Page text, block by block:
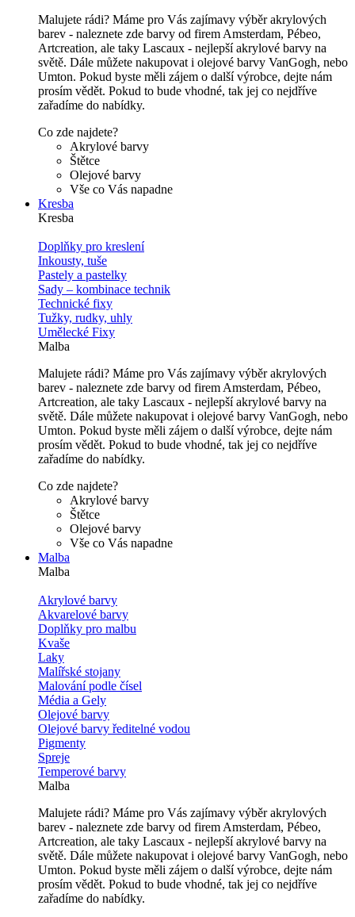
Malujete rádi? Máme pro Vás zajímavy výběr akrylových
barev - naleznete zde barvy od firem Amsterdam, Pébeo,
Artcreation, ale taky Lascaux - nejlepší akrylové barvy na
světě. Dále můžete nakupovat i olejové barvy VanGogh, nebo
Umton. Pokud byste měli zájem o další výrobce, dejte nám
prosím vědět. Pokud to bude vhodné, tak jej co nejdříve
zařadíme do nabídky.
Co zde najdete?
Akrylové barvy
Štětce
Olejové barvy
Vše co Vás napadne
Kresba
Kresba
Doplňky pro kreslení
Inkousty, tuše
Pastely a pastelky
Sady – kombinace technik
Technické fixy
Tužky, rudky, uhly
Umělecké Fixy
Malba
Malujete rádi? Máme pro Vás zajímavy výběr akrylových
barev - naleznete zde barvy od firem Amsterdam, Pébeo,
Artcreation, ale taky Lascaux - nejlepší akrylové barvy na
světě. Dále můžete nakupovat i olejové barvy VanGogh, nebo
Umton. Pokud byste měli zájem o další výrobce, dejte nám
prosím vědět. Pokud to bude vhodné, tak jej co nejdříve
zařadíme do nabídky.
Co zde najdete?
Akrylové barvy
Štětce
Olejové barvy
Vše co Vás napadne
Malba
Malba
Akrylové barvy
Akvarelové barvy
Doplňky pro malbu
Kvaše
Laky
Malířské stojany
Malování podle čísel
Média a Gely
Olejové barvy
Olejové barvy ředitelné vodou
Pigmenty
Spreje
Temperové barvy
Malba
Malujete rádi? Máme pro Vás zajímavy výběr akrylových
barev - naleznete zde barvy od firem Amsterdam, Pébeo,
Artcreation, ale taky Lascaux - nejlepší akrylové barvy na
světě. Dále můžete nakupovat i olejové barvy VanGogh, nebo
Umton. Pokud byste měli zájem o další výrobce, dejte nám
prosím vědět. Pokud to bude vhodné, tak jej co nejdříve
zařadíme do nabídky.